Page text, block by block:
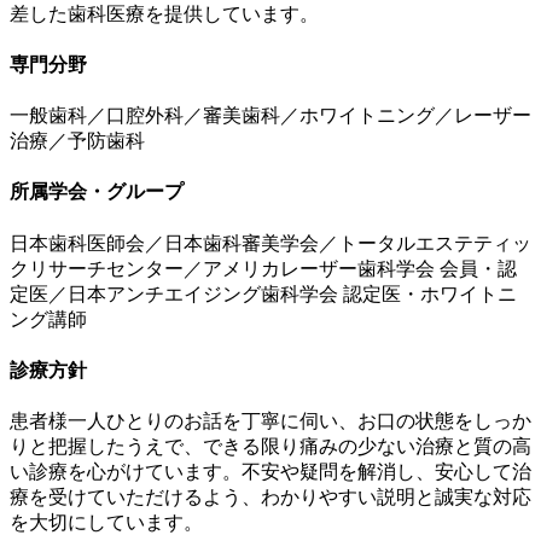
差した歯科医療を提供しています。
専門分野
一般歯科／口腔外科／審美歯科／ホワイトニング／レーザー
治療／予防歯科
所属学会・グループ
日本歯科医師会／日本歯科審美学会／トータルエステティッ
クリサーチセンター／アメリカレーザー歯科学会 会員・認
定医／日本アンチエイジング歯科学会 認定医・ホワイトニ
ング講師
診療方針
患者様一人ひとりのお話を丁寧に伺い、お口の状態をしっか
りと把握したうえで、できる限り痛みの少ない治療と質の高
い診療を心がけています。不安や疑問を解消し、安心して治
療を受けていただけるよう、わかりやすい説明と誠実な対応
を大切にしています。